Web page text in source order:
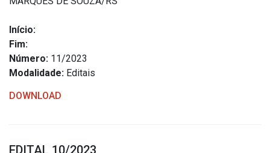
Início:
Fim:
Número: 11/2023
Modalidade: Editais
DOWNLOAD
EDITAL 10/2023